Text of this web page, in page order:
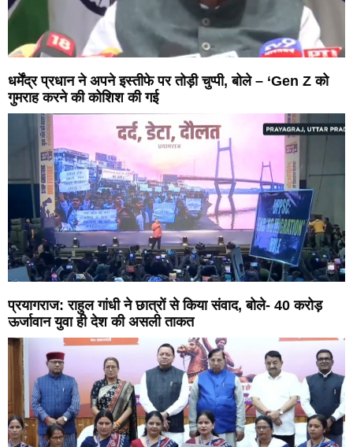
धर्मेंद्र प्रधान ने अपने इस्तीफे पर तोड़ी चुप्पी, बोले – ‘Gen Z को
गुमराह करने की कोशिश की गई
प्रयागराज: राहुल गांधी ने छात्रों से किया संवाद, बोले- 40 करोड़
ऊर्जावान युवा ही देश की असली ताकत